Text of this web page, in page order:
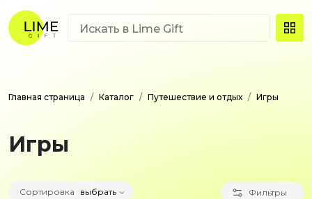
Главная страница Каталог Путешествие и отдых Игры
Игры
Сортировка выбрать Фильтры